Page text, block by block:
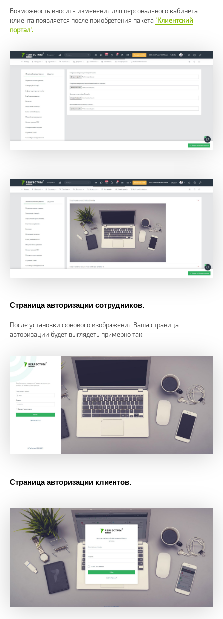
Возможность вносить изменения для персонального кабинета
клиента появляется после приобретения пакета "Клиентский
портал".
Страница авторизации сотрудников.
После установки фонового изображения Ваша страница
авторизации будет выглядеть примерно так:
Страница авторизации клиентов.